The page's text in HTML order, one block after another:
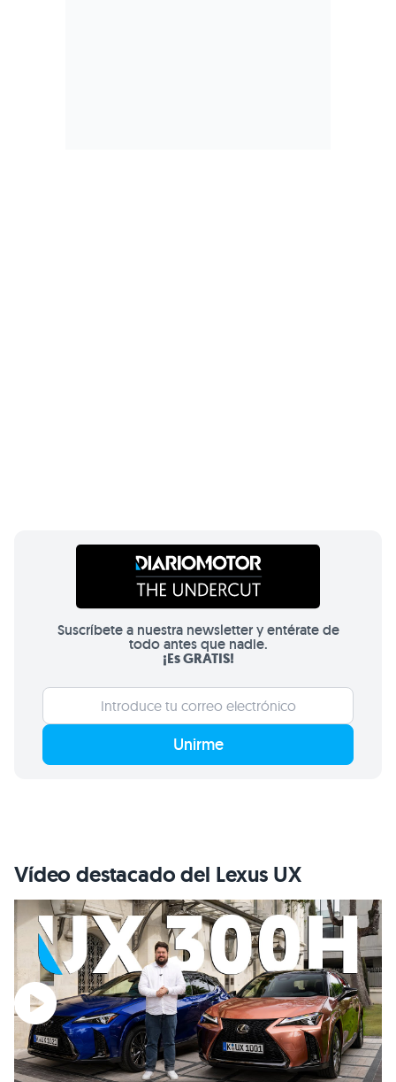
Suscríbete a nuestra newsletter y entérate de
todo antes que nadie.
¡Es GRATIS!
Unirme
Vídeo destacado del Lexus UX